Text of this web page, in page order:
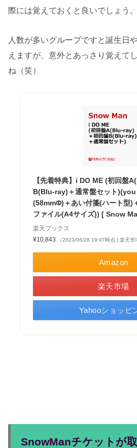
際には覚えておくと良いでしょう。
人数が多いグループですと誕生日
えますが、意外とあっさり覚えて
ね（笑）
【先着特典】i DO ME (初回盤
B(Blu-ray)＋通常盤セット)(you
(58mmΦ)＋あい付箋(ハート型)
ファイル(A4サイズ)) [ Snow
楽天ブックス
¥10,843
（2023/06/28 19:07時点 | 楽天市
Amazon
楽天市場
Yahooショッピ
SnowManチケットが